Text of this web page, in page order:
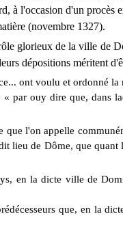
à l'occasion d'un
(novembre 1327).
glorieux de la ville de
dépositions méritent
ont voulu et ordonné la
« par ouy dire que, dans
que l'on appelle
de Dôme, que
en la dicte ville de
que, en la